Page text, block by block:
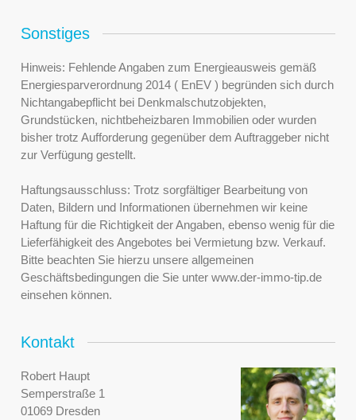
Sonstiges
Hinweis: Fehlende Angaben zum Energieausweis gemäß
Energiesparverordnung 2014 ( EnEV ) begründen sich durch
Nichtangabepflicht bei Denkmalschutzobjekten,
Grundstücken, nichtbeheizbaren Immobilien oder wurden
bisher trotz Aufforderung gegenüber dem Auftraggeber nicht
zur Verfügung gestellt.
Haftungsausschluss: Trotz sorgfältiger Bearbeitung von
Daten, Bildern und Informationen übernehmen wir keine
Haftung für die Richtigkeit der Angaben, ebenso wenig für die
Lieferfähigkeit des Angebotes bei Vermietung bzw. Verkauf.
Bitte beachten Sie hierzu unsere allgemeinen
Geschäftsbedingungen die Sie unter www.der-immo-tip.de
einsehen können.
Kontakt
Robert Haupt
Semperstraße 1
01069 Dresden